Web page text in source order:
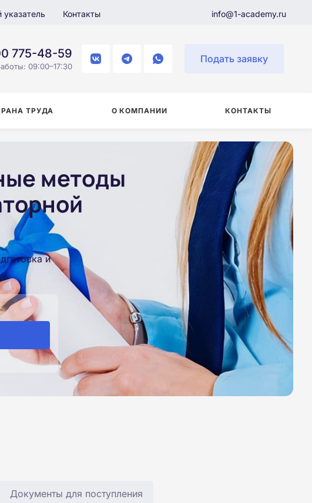
Контакты info@1-academy.ru
775-48-59
09:00–17:30
Подать заявку
ТРУДА О КОМПАНИИ КОНТАКТЫ
методы
и
Документы для поступления